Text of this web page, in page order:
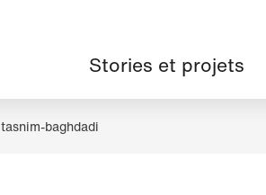
Navigation
principale
Stories et projets
tasnim-baghdadi